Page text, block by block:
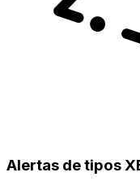
Alertas de tipos